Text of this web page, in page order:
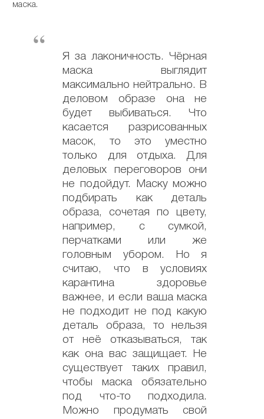
маска.
Я за лаконичность. Чёрная
маска выглядит
максимально нейтрально. В
деловом образе она не
будет выбиваться. Что
касается разрисованных
масок, то это уместно
только для отдыха. Для
деловых переговоров они
не подойдут. Маску можно
подбирать как деталь
образа, сочетая по цвету,
например, с сумкой,
перчатками или же
головным убором. Но я
считаю, что в условиях
карантина здоровье
важнее, и если ваша маска
не подходит не под какую
деталь образа, то нельзя
от неё отказываться, так
как она вас защищает. Не
существует таких правил,
чтобы маска обязательно
под что-то подходила.
Можно продумать свой